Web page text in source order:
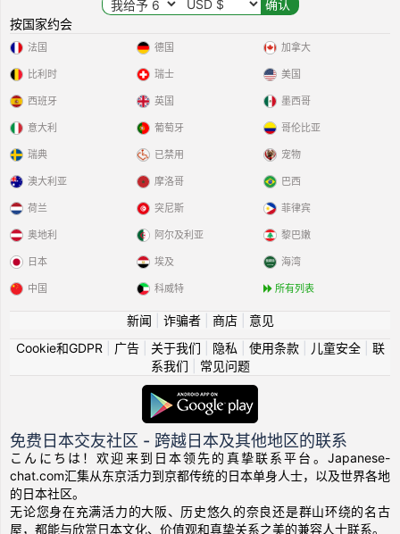
按国家约会
法国
比利时
西班牙
意大利
瑞典
德国
瑞士
英国
葡萄牙
已禁用
加拿大
美国
墨西哥
哥伦比亚
宠物
澳大利亚
荷兰
奥地利
日本
中国
摩洛哥
突尼斯
阿尔及利亚
埃及
科威特
巴西
菲律宾
黎巴嫩
海湾
所有列表
新闻 诈骗者| 商店| 意见
Cookie和GDPR
广告| 关于我们 隐私 使用条款| 儿童安全| 联
系我们
常见问题
免费日本交友社区 - 跨越日本及其他地区的联系
こんにちは！欢迎来到日本领先的真挚联系平台。Japanese-
chat.com汇集从东京活力到京都传统的日本单身人士，以及世界各地
的日本社区。
无论您身在充满活力的大阪、历史悠久的奈良还是群山环绕的名古
屋，都能与欣赏日本文化、价值观和真挚关系之美的兼容人士联系。